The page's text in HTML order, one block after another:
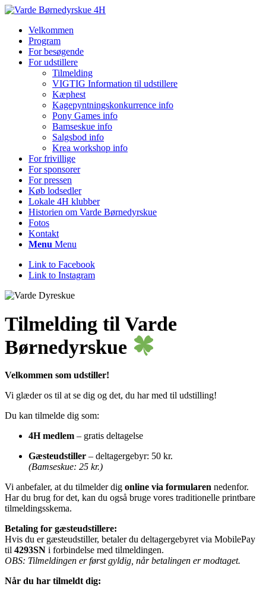
Velkommen
Program
For besøgende
For udstillere
Tilmelding
VIGTIG Information til udstillere
Kæphest
Kagepyntningskonkurrence info
Pony Games info
Bamseskue info
Salgsbod info
Krea workshop info
For frivillige
For sponsorer
For pressen
Køb lodsedler
Lokale 4H klubber
Historien om Varde Børnedyrskue
Fotos
Kontakt
Menu Menu
Link to Facebook
Link to Instagram
Tilmelding til Varde
Børnedyrskue
Velkommen som udstiller!
Vi glæder os til at se dig og det, du har med til udstilling!
Du kan tilmelde dig som:
4H medlem – gratis deltagelse
Gæsteudstiller – deltagergebyr: 50 kr.
(Bamseskue: 25 kr.)
Vi anbefaler, at du tilmelder dig online via formularen nedenfor.
Har du brug for det, kan du også bruge vores traditionelle printbare
tilmeldingsskema.
Betaling for gæsteudstillere:
Hvis du er gæsteudstiller, betaler du deltagergebyret via MobilePay
til 4293SN i forbindelse med tilmeldingen.
OBS: Tilmeldingen er først gyldig, når betalingen er modtaget.
Når du har tilmeldt dig: